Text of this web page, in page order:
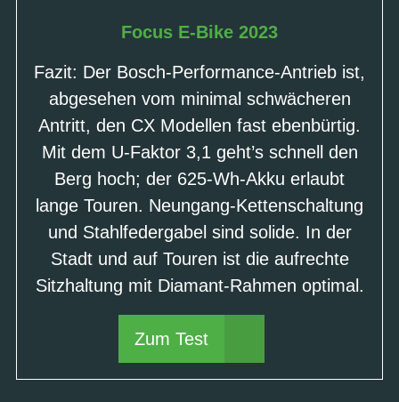
Focus E-Bike 2023
Fazit: Der Bosch-Performance-Antrieb ist,
abgesehen vom minimal schwächeren
Antritt, den CX Modellen fast ebenbürtig.
Mit dem U-Faktor 3,1 geht’s schnell den
Berg hoch; der 625-Wh-Akku erlaubt
lange Touren. Neungang-Kettenschaltung
und Stahlfedergabel sind solide. In der
Stadt und auf Touren ist die aufrechte
Sitzhaltung mit Diamant-Rahmen optimal.
Zum Test